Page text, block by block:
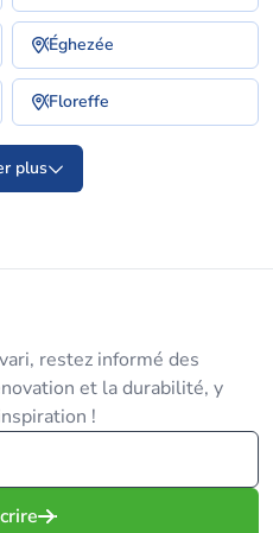
Éghezée
Floreffe
plus
restez informé des
et la durabilité, y
!